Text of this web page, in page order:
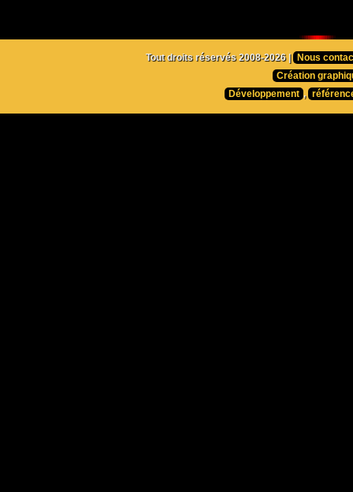
Tout droits réservés 2008-2026 |
Nous
Création
Développement ,